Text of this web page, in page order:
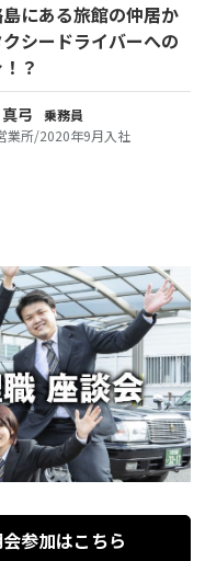
にある旅館の仲居か
シードライバーへの
？
弓
乗務員
業所/2020年9月入社
参加はこちら